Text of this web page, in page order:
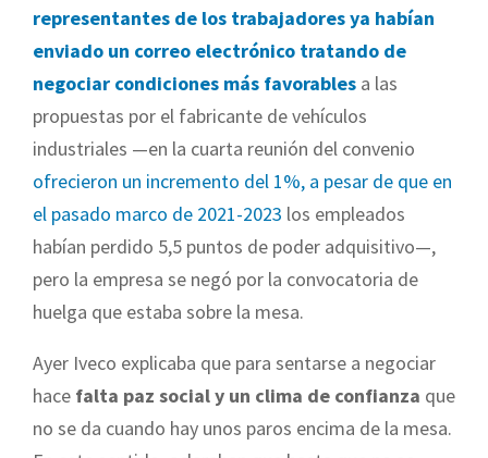
representantes de los trabajadores ya habían
enviado un correo electrónico tratando de
negociar condiciones más favorables a las
propuestas por el fabricante de vehículos
industriales —en la cuarta reunión del convenio
ofrecieron un incremento del 1%, a pesar de que en
el pasado marco de 2021-2023 los empleados
habían perdido 5,5 puntos de poder adquisitivo—,
pero la empresa se negó por la convocatoria de
huelga que estaba sobre la mesa.
Ayer Iveco explicaba que para sentarse a negociar
hace falta paz social y un clima de confianza que
no se da cuando hay unos paros encima de la mesa.